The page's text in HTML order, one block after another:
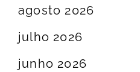
agosto 2026
julho 2026
junho 2026